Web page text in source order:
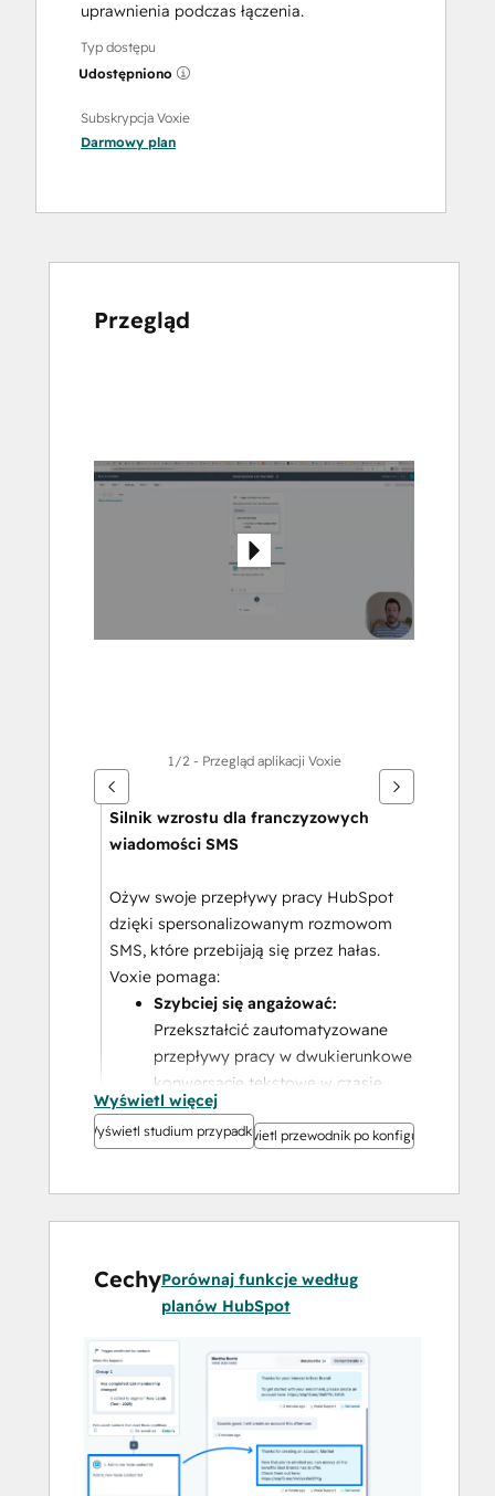
uprawnienia podczas łączenia.
Typ dostępu
Udostępniono
Subskrypcja Voxie
Darmowy plan
Przegląd
przeglądać
inne
1/2 - Przegląd aplikacji Voxie
Silnik wzrostu dla franczyzowych
wiadomości SMS
Ożyw swoje przepływy pracy HubSpot
dzięki spersonalizowanym rozmowom
SMS, które przebijają się przez hałas.
Voxie pomaga:
Przekształcić zautomatyzowane
przepływy pracy w dwukierunkowe
konwersacje tekstowe w czasie
rzeczywistym.
Zwiększać przychody: Dotrzeć do
najbardziej. SMS ma 99% wskaźnik
Wzmocnij każdą lokalizację dzięki
lokalnemu wpływowi, podczas gdy
korporacja chroni głos i strategię
marki.
Dzięki HubSpot + Voxie otrzymujesz to,
co najlepsze z obu światów: kontrolę w
całym przedsiębiorstwie z wynikami na
poziomie franczyzy.
Wyświetl więcej
Wyświetl studium przypadkuWyświetl przewodnik po konfiguracji
CechyPorównaj funkcje według
planów HubSpot